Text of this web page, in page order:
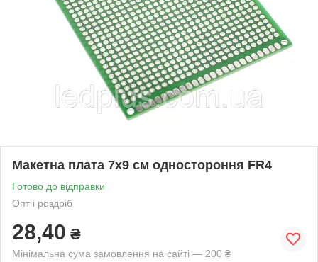
Макетна плата 7х9 см одностороння FR4
Готово до відправки
Опт і роздріб
28,40 ₴
Мінімальна сума замовлення на сайті — 200 ₴